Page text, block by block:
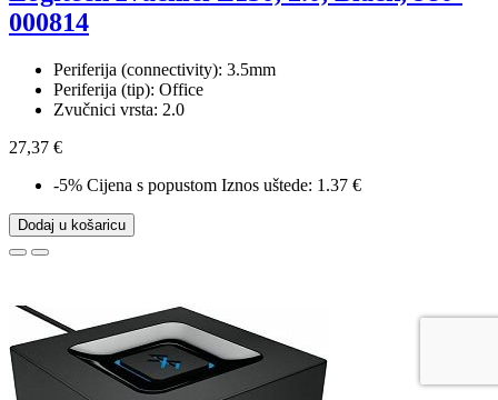
000814
Periferija (connectivity): 3.5mm
Periferija (tip): Office
Zvučnici vrsta: 2.0
27,37 €
-5% Cijena s popustom Iznos uštede: 1.37 €
Dodaj u košaricu